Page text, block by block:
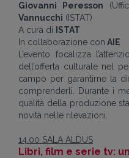
Giovanni Peresson
Vannucchi (ISTAT)
A cura di
ISTAT
In collaborazione con AIE
L’evento focalizza
dell’offerta culturale nel
campo per garantirne la
comprenderli. Durante i
qualità della produzione
novità nelle rilevazioni.
14.00 SALA ALDUS
Libri, film e serie tv: